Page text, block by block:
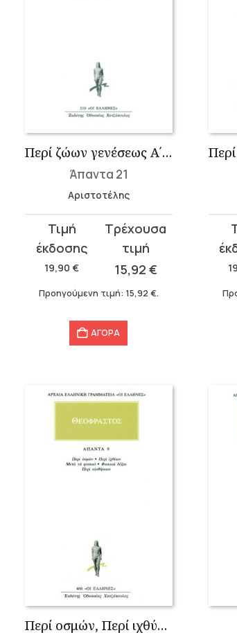
Περί ζώων γενέσεως Α΄, Β΄
Άπαντα 21
Αριστοτέλης
19,90€
Original
price
was:
19,90 €.
15,92 €
τρέχουσα
τιμή
είναι:
Προηγούμενη τιμή: 15,92 €.
ΑΓΟΡΑ
was:
τιμή
είναι:
Περί οσμών, Περί ιχθύων, Μετά τα φυσικά, Φυσικαί δόξαι, Περί αισθήσ...